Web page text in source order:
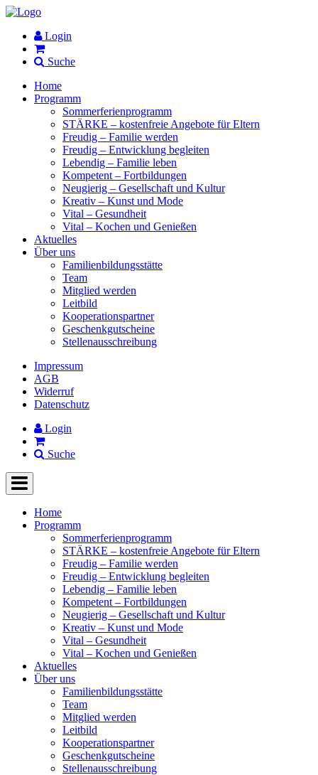
Login
Suche
Home
Programm
Sommerferienprogramm
STÄRKE – kostenfreie Angebote für Eltern
Freudig – Familie werden
Freudig – Entwicklung begleiten
Lebendig – Familie leben
Kompetent – Fortbildungen
Neugierig – Gesellschaft und Kultur
Kreativ – Kunst und Mode
Vital – Gesundheit
Vital – Kochen und Genießen
Aktuelles
Über uns
Familienbildungsstätte
Team
Mitglied werden
Leitbild
Kooperationspartner
Geschenkgutscheine
Stellenausschreibung
Impressum
AGB
Widerruf
Datenschutz
Login
Suche
Home
Programm
Sommerferienprogramm
STÄRKE – kostenfreie Angebote für Eltern
Freudig – Familie werden
Freudig – Entwicklung begleiten
Lebendig – Familie leben
Kompetent – Fortbildungen
Neugierig – Gesellschaft und Kultur
Kreativ – Kunst und Mode
Vital – Gesundheit
Vital – Kochen und Genießen
Aktuelles
Über uns
Familienbildungsstätte
Team
Mitglied werden
Leitbild
Kooperationspartner
Geschenkgutscheine
Stellenausschreibung